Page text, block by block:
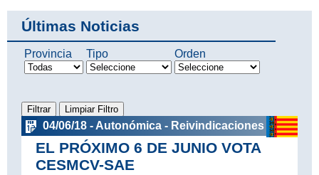
Últimas Noticias
Provincia Tipo Orden
04/06/18 - Autonómica - Reivindicaciones
EL PRÓXIMO 6 DE JUNIO VOTA
CESMCV-SAE